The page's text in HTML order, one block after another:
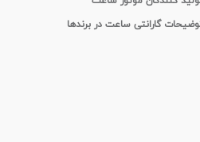
گارانتی ساعت در برندها